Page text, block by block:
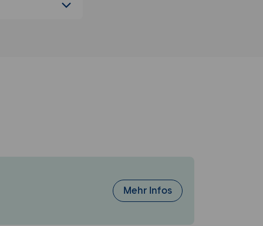
Mehr Infos